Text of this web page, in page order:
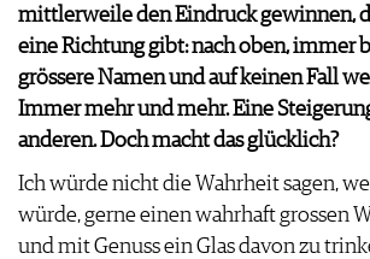
BILDSTRECKEN
BÜCHER
PORTRAITS
ARCHIV
ANMELDEN
AWARDS
GEWINNSPIELE
VORTEILSWELT
TRINKREIFETABELLE
ABO
mittlerweile den Eindruck gewinnen,
eine Richtung gibt: nach oben, immer
grössere Namen und auf keinen Fall
Immer mehr und mehr. Eine
anderen. Doch macht das glücklich?
Ich würde nicht die Wahrheit sagen,
würde, gerne einen wahrhaft grossen
und mit Genuss ein Glas davon zu